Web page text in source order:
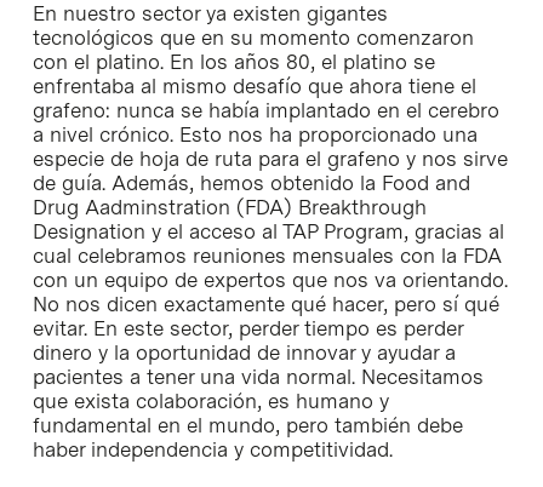
En nuestro sector ya existen gigantes
tecnológicos que en su momento comenzaron
con el platino. En los años 80, el platino se
enfrentaba al mismo desafío que ahora tiene el
grafeno: nunca se había implantado en el cerebro
a nivel crónico. Esto nos ha proporcionado una
especie de hoja de ruta para el grafeno y nos sirve
de guía. Además, hemos obtenido la Food and
Drug Aadminstration (FDA) Breakthrough
Designation y el acceso al TAP Program, gracias al
cual celebramos reuniones mensuales con la FDA
con un equipo de expertos que nos va orientando.
No nos dicen exactamente qué hacer, pero sí qué
evitar. En este sector, perder tiempo es perder
dinero y la oportunidad de innovar y ayudar a
pacientes a tener una vida normal. Necesitamos
que exista colaboración, es humano y
fundamental en el mundo, pero también debe
haber independencia y competitividad.